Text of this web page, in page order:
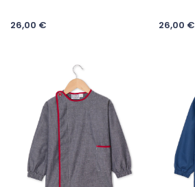
26,00 € 26,00 €